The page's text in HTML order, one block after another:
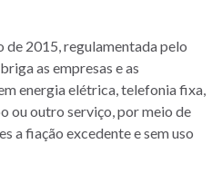
de 2015, regulamentada pelo
as empresas e as
energia elétrica, telefonia fixa,
ou outro serviço, por meio de
a fiação excedente e sem uso